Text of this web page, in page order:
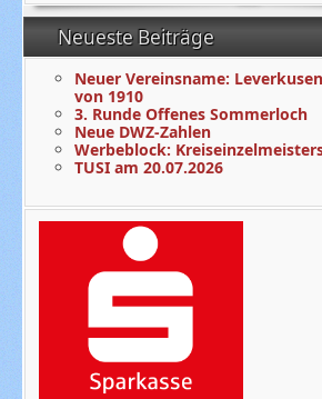
Neueste Beiträge
Neuer Vereinsname:
von 1910
3. Runde Offenes Sommerloch
Neue DWZ-Zahlen
Werbeblock:
TUSI am 20.07.2026